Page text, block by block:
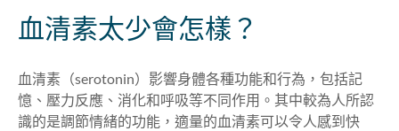
血清素太少會怎樣？
血清素（serotonin）影響身體各種功能和行為，包括記
憶、壓力反應、消化和呼吸等不同作用 。其中較為人所認
識的是調節情緒的功能，適量的血清素可以令人感到快